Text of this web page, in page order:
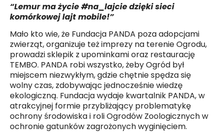
“Lemur ma życie #na_lajcie dzięki sieci
komórkowej lajt mobile!”
Mało kto wie, że Fundacja PANDA poza adopcjami
zwierząt, organizuje też imprezy na terenie Ogrodu,
prowadzi sklepik z upominkami oraz restaurację
TEMBO. PANDA robi wszystko, żeby Ogród był
miejscem niezwykłym, gdzie chętnie spędza się
wolny czas, zdobywając jednocześnie wiedzę
ekologiczną. Fundacja wydaje kwartalnik PANDA, w
atrakcyjnej formie przybliżający problematykę
ochrony środowiska i roli Ogrodów Zoologicznych w
ochronie gatunków zagrożonych wyginięciem.